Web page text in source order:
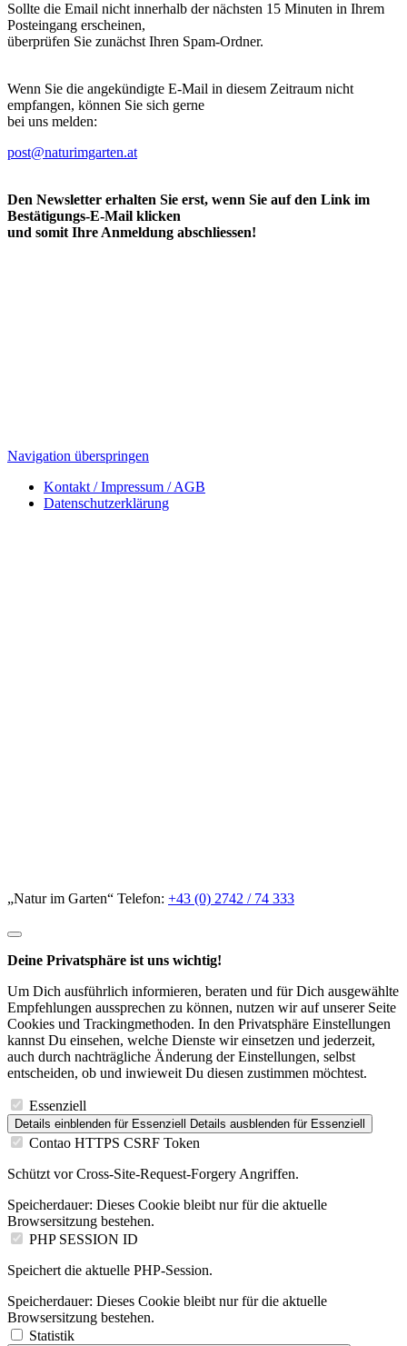
Sollte die Email nicht innerhalb der nächsten 15 Minuten in Ihrem
Posteingang erscheinen,
überprüfen Sie zunächst Ihren Spam-Ordner.
Wenn Sie die angekündigte E-Mail in diesem Zeitraum nicht
empfangen, können Sie sich gerne
bei uns melden:
post@naturimgarten.at
Den Newsletter erhalten Sie erst, wenn Sie auf den Link im
Bestätigungs-E-Mail klicken
und somit Ihre Anmeldung abschliessen!
Navigation überspringen
Kontakt / Impressum / AGB
Datenschutzerklärung
„Natur im Garten“ Telefon: +43 (0) 2742 / 74 333
Deine Privatsphäre ist uns wichtig!
Um Dich ausführlich informieren, beraten und für Dich ausgewählte
Empfehlungen aussprechen zu können, nutzen wir auf unserer Seite
Cookies und Trackingmethoden. In den Privatsphäre Einstellungen
kannst Du einsehen, welche Dienste wir einsetzen und jederzeit,
auch durch nachträgliche Änderung der Einstellungen, selbst
entscheiden, ob und inwieweit Du diesen zustimmen möchtest.
Essenziell
Details einblenden für Essenziell Details ausblenden für Essenziell
Contao HTTPS CSRF Token
Schützt vor Cross-Site-Request-Forgery Angriffen.
Speicherdauer: Dieses Cookie bleibt nur für die aktuelle
Browsersitzung bestehen.
PHP SESSION ID
Speichert die aktuelle PHP-Session.
Speicherdauer: Dieses Cookie bleibt nur für die aktuelle
Browsersitzung bestehen.
Statistik